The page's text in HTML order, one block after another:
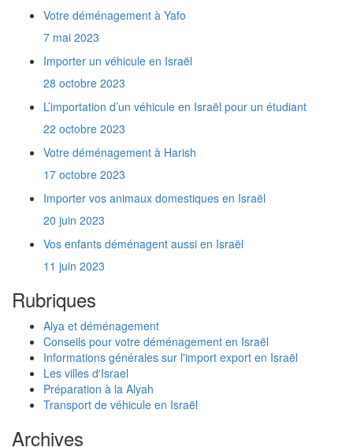
Comment obtenir la Téoudath Olé ?
Quel est le rôle du Ministère de l'Intégration
Quel lien y a t'il entre l'Agence Juive et le
Ministère de l'Intégration ?
prises avec moi en France il y a un an et demi.
Est-ce que je vais payer des taxes de douane
Comment communiquer mes nouvelles
coordonnées à l'Administration Française ?
Quelles sont les coordonnées du consulat
français en Israël ?
Quelles sont les coordonnées du Ministère
de l'Intégration ?
De combien de temps dispose t'on pour
s'inscrire à l'assurance maladie ?
taxes de douane sur mon véhicule ?
une partie de l'année en France et une partie
en Israël ?
Faut-il ouvrir un dossier à l'Agence Juive à
l'étranger pour obtenir le statut de nouvel
immigrant ?
Comment contacter l'Agence Juive en
Comment se passe l'accueil des nouveaux
Votre déménagement à Yafo
7 mai 2023
Importer un véhicule en Israël
28 octobre 2023
L’importation d’un véhicule en Israël pour un étudiant
22 octobre 2023
Votre déménagement à Harish
17 octobre 2023
Importer vos animaux domestiques en Israël
20 juin 2023
Vos enfants déménagent aussi en Israël
11 juin 2023
Rubriques
Alya et déménagement
Conseils pour votre déménagement en Israël
Informations générales sur l'import export en Israël
Les villes d'Israel
Préparation à la Alyah
Transport de véhicule en Israël
Archives